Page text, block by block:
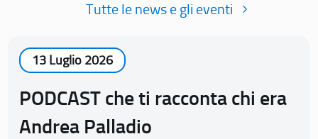
Tutte le news e gli eventi
13 Luglio 2026
PODCAST che ti racconta chi era
Andrea Palladio